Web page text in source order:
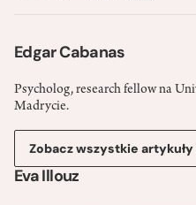
Edgar Cabanas
Psycholog, research fellow na
Madrycie.
Zobacz wszystkie
Eva Illouz